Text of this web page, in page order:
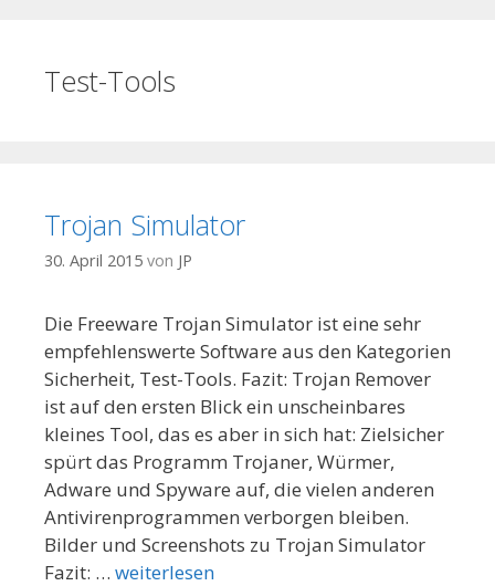
Test-Tools
Trojan Simulator
30. April 2015 von JP
Die Freeware Trojan Simulator ist eine sehr
empfehlenswerte Software aus den Kategorien
Sicherheit, Test-Tools. Fazit: Trojan Remover
ist auf den ersten Blick ein unscheinbares
kleines Tool, das es aber in sich hat: Zielsicher
spürt das Programm Trojaner, Würmer,
Adware und Spyware auf, die vielen anderen
Antivirenprogrammen verborgen bleiben.
Bilder und Screenshots zu Trojan Simulator
Fazit: … weiterlesen